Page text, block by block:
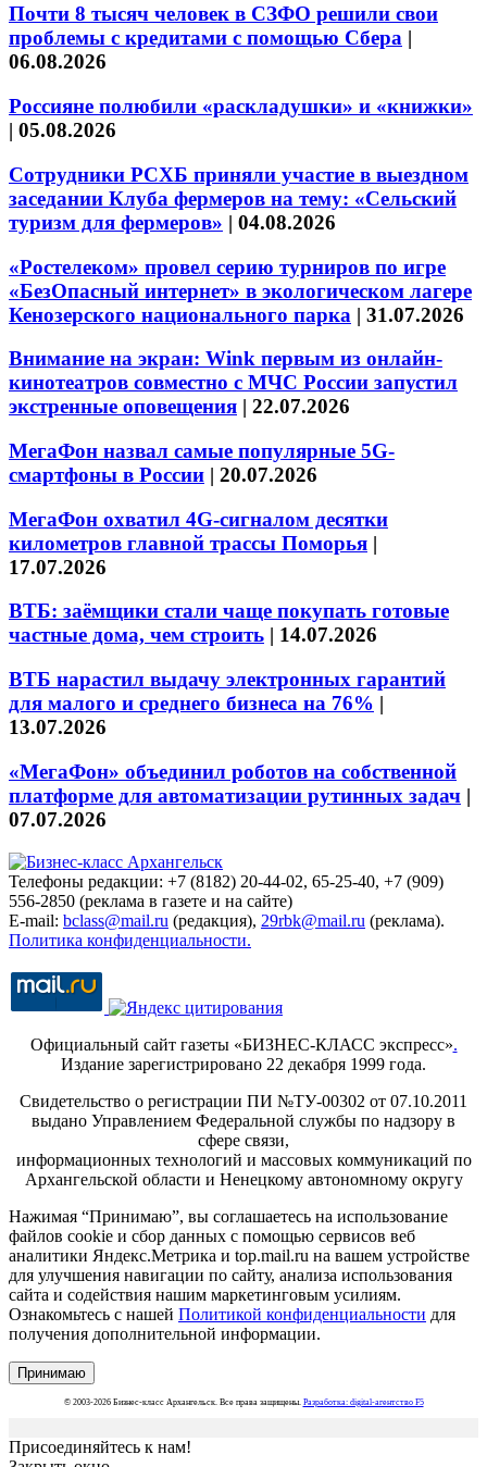
Почти 8 тысяч человек в СЗФО решили свои
проблемы с кредитами с помощью Сбера |
06.08.2026
Россияне полюбили «раскладушки» и «книжки»
| 05.08.2026
Сотрудники РСХБ приняли участие в выездном
заседании Клуба фермеров на тему: «Сельский
туризм для фермеров» | 04.08.2026
«Ростелеком» провел серию турниров по игре
«БезОпасный интернет» в экологическом лагере
Кенозерского национального парка | 31.07.2026
Внимание на экран: Wink первым из онлайн-
кинотеатров совместно с МЧС России запустил
экстренные оповещения | 22.07.2026
МегаФон назвал самые популярные 5G-
смартфоны в России | 20.07.2026
МегаФон охватил 4G-сигналом десятки
километров главной трассы Поморья |
17.07.2026
ВТБ: заёмщики стали чаще покупать готовые
частные дома, чем строить | 14.07.2026
ВТБ нарастил выдачу электронных гарантий
для малого и среднего бизнеса на 76% |
13.07.2026
«МегаФон» объединил роботов на собственной
платформе для автоматизации рутинных задач |
07.07.2026
Телефоны редакции: +7 (8182) 20-44-02, 65-25-40, +7 (909)
556-2850 (реклама в газете и на сайте)
E-mail: bclass@mail.ru (редакция), 29rbk@mail.ru (реклама).
Политика конфиденциальности.
Официальный сайт газеты «БИЗНЕС-КЛАСС экспресс».
Издание зарегистрировано 22 декабря 1999 года.
Свидетельство о регистрации ПИ №ТУ-00302 от 07.10.2011
выдано Управлением Федеральной службы по надзору в
сфере связи,
информационных технологий и массовых коммуникаций по
Архангельской области и Ненецкому автономному округу
Нажимая “Принимаю”, вы соглашаетесь на использование
файлов cookie и сбор данных с помощью сервисов веб
аналитики Яндекс.Метрика и top.mail.ru на вашем устройстве
для улучшения навигации по сайту, анализа использования
сайта и содействия нашим маркетинговым усилиям.
Ознакомьтесь с нашей Политикой конфиденциальности для
получения дополнительной информации.
Принимаю
© 2003-2026 Бизнес-класс Архангельск. Все права защищены. Разработка: digital-агентство F5
Присоединяйтесь к нам!